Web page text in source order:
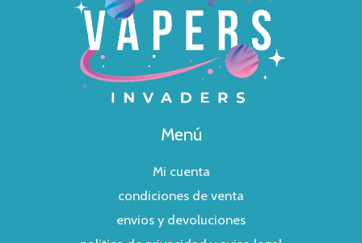
Menú
Mi cuenta
condiciones de venta
envios y devoluciones